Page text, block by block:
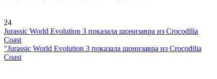
24
Jurassic World Evolution 3 показала шонизавра из Crocodilia
Coast
"Jurassic World Evolution 3 показала шонизавра из Crocodilia
Coast